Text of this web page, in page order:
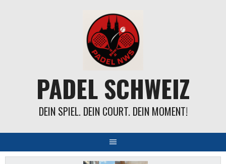
PADEL SCHWEIZ
DEIN SPIEL. DEIN COURT. DEIN MOMENT!